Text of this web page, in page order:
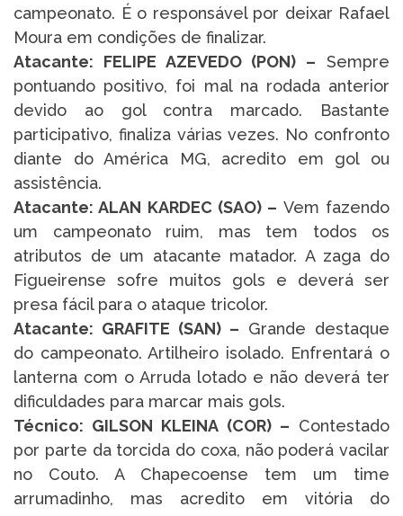
campeonato. É o responsável por deixar Rafael
Moura em condições de finalizar.
Atacante: FELIPE AZEVEDO (PON) – Sempre
pontuando positivo, foi mal na rodada anterior
devido ao gol contra marcado. Bastante
participativo, finaliza várias vezes. No confronto
diante do América MG, acredito em gol ou
assistência.
Atacante: ALAN KARDEC (SAO) – Vem fazendo
um campeonato ruim, mas tem todos os
atributos de um atacante matador. A zaga do
Figueirense sofre muitos gols e deverá ser
presa fácil para o ataque tricolor.
Atacante: GRAFITE (SAN) – Grande destaque
do campeonato. Artilheiro isolado. Enfrentará o
lanterna com o Arruda lotado e não deverá ter
dificuldades para marcar mais gols.
Técnico: GILSON KLEINA (COR) – Contestado
por parte da torcida do coxa, não poderá vacilar
no Couto. A Chapecoense tem um time
arrumadinho, mas acredito em vitória do